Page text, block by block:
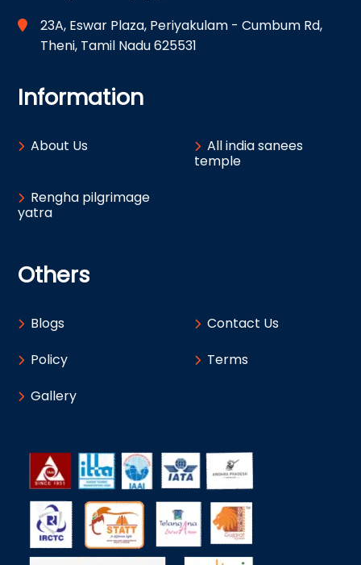
23A, Eswar Plaza, Periyakulam - Cumbum Rd,
Theni, Tamil Nadu 625531
Information
About Us
All india sanees
temple
Rengha pilgrimage
yatra
Others
Blogs
Contact Us
Policy
Terms
Gallery